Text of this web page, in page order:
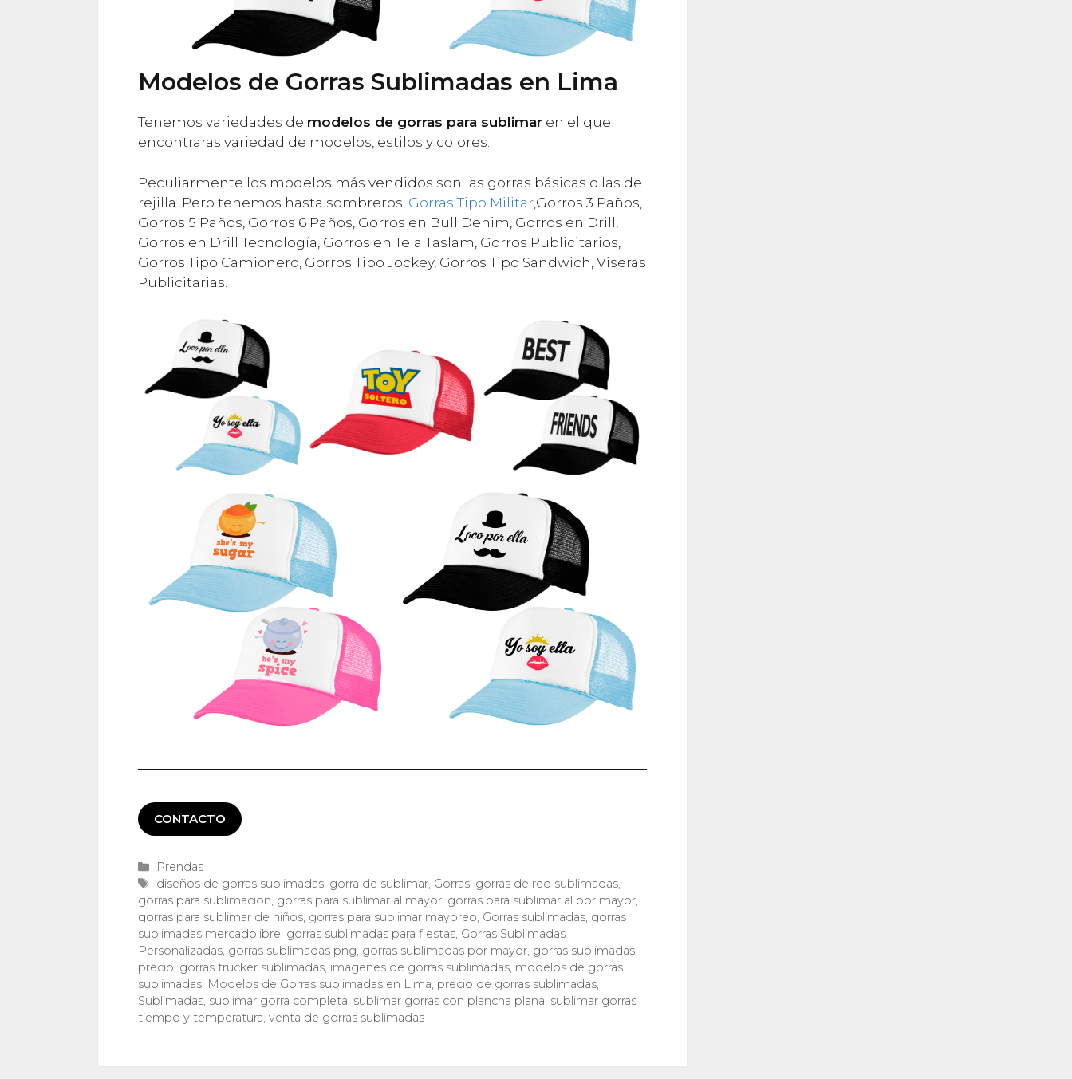
Modelos de Gorras Sublimadas en Lima
Tenemos variedades de modelos de gorras para sublimar en el que
encontraras variedad de modelos, estilos y colores.
Peculiarmente los modelos más vendidos son las gorras básicas o las de
rejilla. Pero tenemos hasta sombreros, Gorras Tipo Militar ,Gorros 3 Paños,
Gorros 5 Paños, Gorros 6 Paños, Gorros en Bull Denim, Gorros en Drill,
Gorros en Drill Tecnología, Gorros en Tela Taslam, Gorros Publicitarios,
Gorros Tipo Camionero, Gorros Tipo Jockey, Gorros Tipo Sandwich, Viseras
Publicitarias.
CONTACTO
Categorías
Prendas
Etiquetas
diseños de gorras sublimadas, gorra de sublimar, Gorras, gorras de red sublimadas,
gorras para sublimacion, gorras para sublimar al mayor, gorras para sublimar al por mayor,
gorras para sublimar de niños, gorras para sublimar mayoreo, Gorras sublimadas, gorras
sublimadas mercadolibre, gorras sublimadas para fiestas, Gorras Sublimadas
Personalizadas, gorras sublimadas png, gorras sublimadas por mayor, gorras sublimadas
precio, gorras trucker sublimadas, imagenes de gorras sublimadas, modelos de gorras
sublimadas, Modelos de Gorras sublimadas en Lima, precio de gorras sublimadas,
Sublimadas, sublimar gorra completa, sublimar gorras con plancha plana, sublimar gorras
tiempo y temperatura, venta de gorras sublimadas